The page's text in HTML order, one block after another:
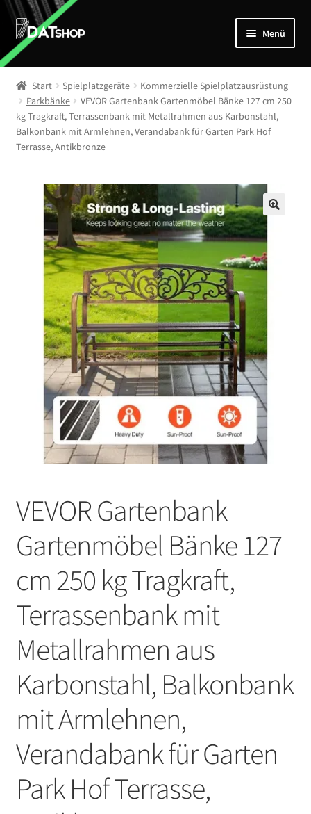
Zur
Navigation
springen
Zum
Inhalt
springen
Menü
Home
Shop
öffnen
Mein Account
Start Spielplatzgeräte
Kommerzielle Spielplatzausrüstung
Parkbänke
VEVOR Gartenbank Gartenmöbel Bänke 127 cm 250
kg Tragkraft, Terrassenbank mit Metallrahmen aus Karbonstahl,
Balkonbank mit Armlehnen, Verandabank für Garten Park Hof
Terrasse, Antikbronze
VEVOR Gartenbank
Gartenmöbel Bänke 127
cm 250 kg Tragkraft,
Terrassenbank mit
Metallrahmen aus
Karbonstahl, Balkonbank
mit Armlehnen,
Verandabank für Garten
Park Hof Terrasse,